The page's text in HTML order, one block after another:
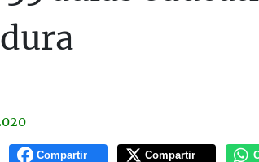
Compartir Compartir